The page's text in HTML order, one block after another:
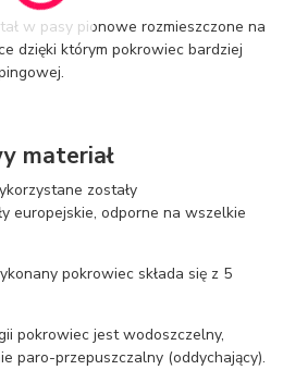
w pasy pionowe rozmieszczone na
dzięki którym pokrowiec bardziej
materiał
zostały
europejskie, odporne na wszelkie
pokrowiec składa się z 5
pokrowiec jest wodoszczelny,
paro-przepuszczalny (oddychający).